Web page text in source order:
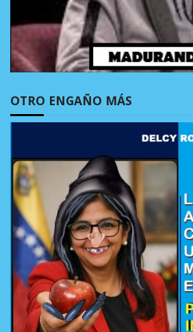
OTRO ENGAÑO MÁS